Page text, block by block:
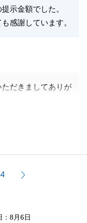
示金額でした。
感謝しています。
だきましてありが
様、N様のご尽力
。
4
：8月6日